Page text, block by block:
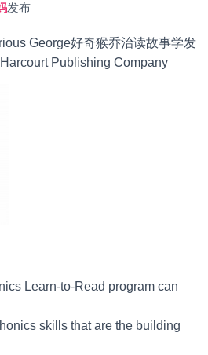
发布
George好奇猴乔治读故事学发
Publishing Company
Learn-to-Read program can
skills that are the building